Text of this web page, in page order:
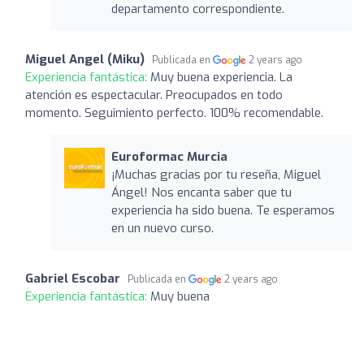
departamento correspondiente.
Miguel Angel (Miku) Publicada en 2 years ago
Experiencia fantástica: Muy buena experiencia. La
atención es espectacular. Preocupados en todo
momento. Seguimiento perfecto. 100% recomendable.
Euroformac Murcia
¡Muchas gracias por tu reseña, Miguel
Ángel! Nos encanta saber que tu
experiencia ha sido buena. Te esperamos
en un nuevo curso.
Gabriel Escobar Publicada en 2 years ago
Experiencia fantástica: Muy buena